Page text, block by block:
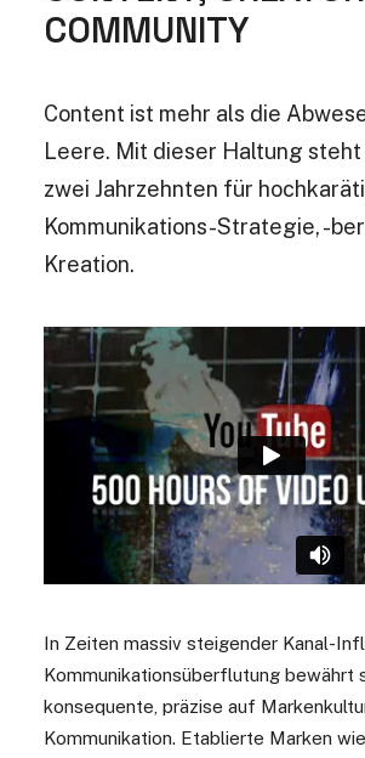
COMMUNITY
Content ist mehr als die
Leere. Mit dieser Haltung
zwei Jahrzehnten für
Kommunikations-Strategie, -
Kreation.
In Zeiten massiv steigender Kanal-
Kommunikationsüberflutung bewährt
konsequente, präzise auf
Kommunikation. Etablierte Marken wie